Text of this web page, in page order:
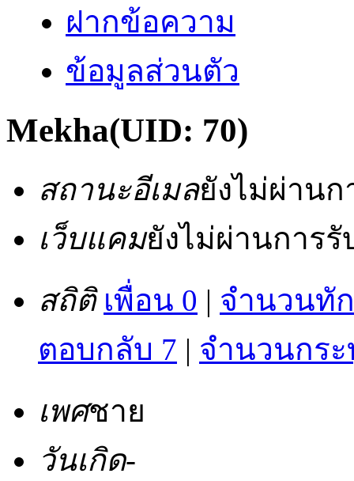
ฝากข้อความ
ข้อมูลส่วนตัว
Mekha(UID: 70)
สถานะอีเมลยังไม่ผ่านก
เว็บแคมยังไม่ผ่านการรั
สถิติ เพื่อน 0 | จำนวนทั
ตอบกลับ 7 | จำนวนกระ
เพศชาย
วันเกิด-